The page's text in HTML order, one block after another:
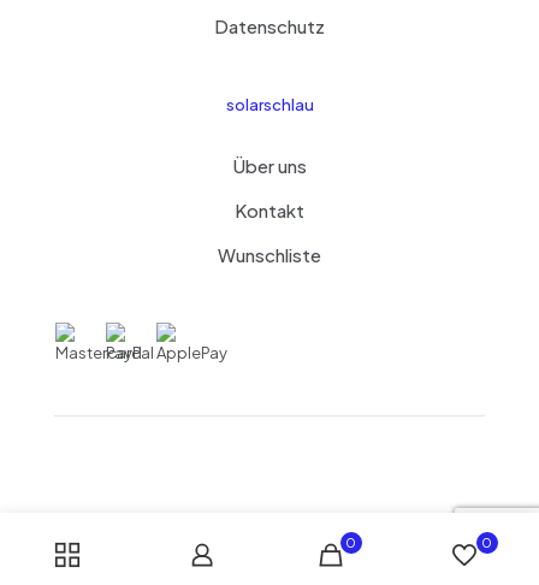
Datenschutz
solarschlau
Über uns
Kontakt
Wunschliste
0 0